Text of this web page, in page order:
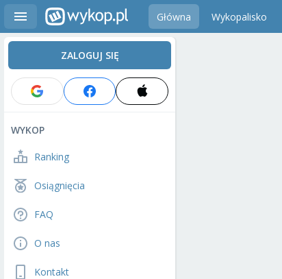
Główna Wykopalisko
ZALOGUJ SIĘ
WYKOP
Ranking
Osiągnięcia
FAQ
O nas
Kontakt